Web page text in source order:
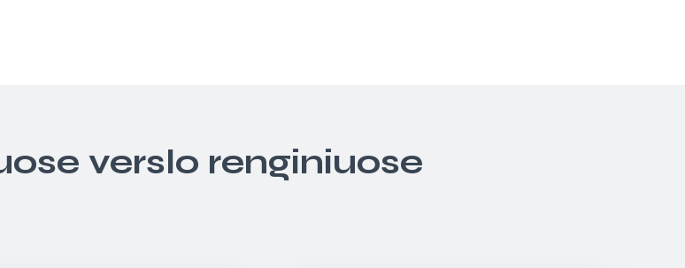
verslo renginiuose